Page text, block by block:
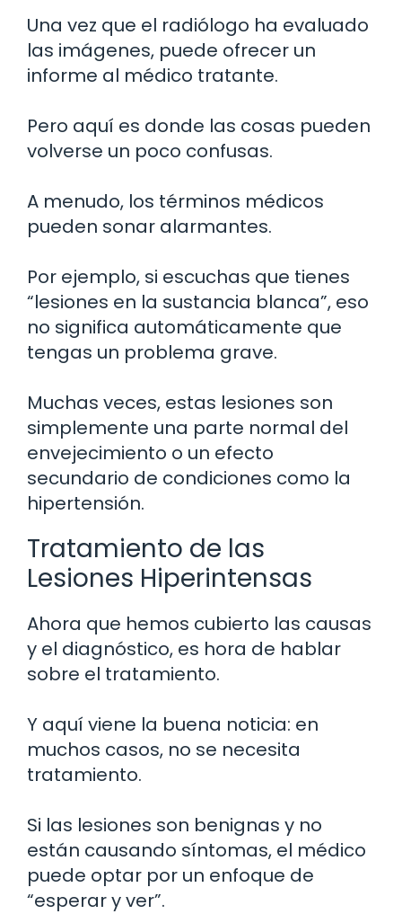
Una vez que el radiólogo ha evaluado
las imágenes, puede ofrecer un
informe al médico tratante.
Pero aquí es donde las cosas pueden
volverse un poco confusas.
A menudo, los términos médicos
pueden sonar alarmantes.
Por ejemplo, si escuchas que tienes
“lesiones en la sustancia blanca”, eso
no significa automáticamente que
tengas un problema grave.
Muchas veces, estas lesiones son
simplemente una parte normal del
envejecimiento o un efecto
secundario de condiciones como la
hipertensión.
Tratamiento de las
Lesiones Hiperintensas
Ahora que hemos cubierto las causas
y el diagnóstico, es hora de hablar
sobre el tratamiento.
Y aquí viene la buena noticia: en
muchos casos, no se necesita
tratamiento.
Si las lesiones son benignas y no
están causando síntomas, el médico
puede optar por un enfoque de
“esperar y ver”.